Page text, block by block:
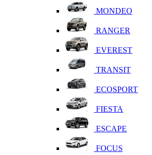
MONDEO
RANGER
EVEREST
TRANSIT
ECOSPORT
FIESTA
ESCAPE
FOCUS